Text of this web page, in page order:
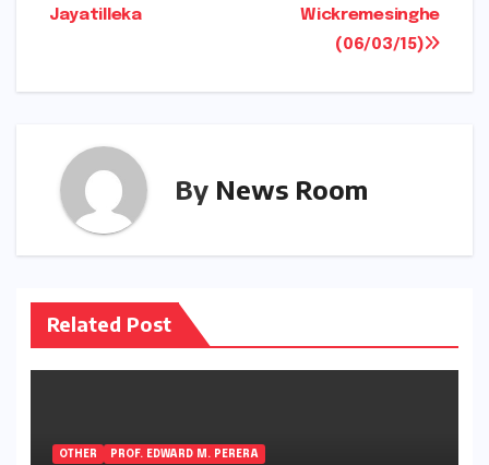
Wickremesinghe
(06/03/15)
Jayatilleka
By News Room
Related Post
OTHER PROF. EDWARD M. PERERA